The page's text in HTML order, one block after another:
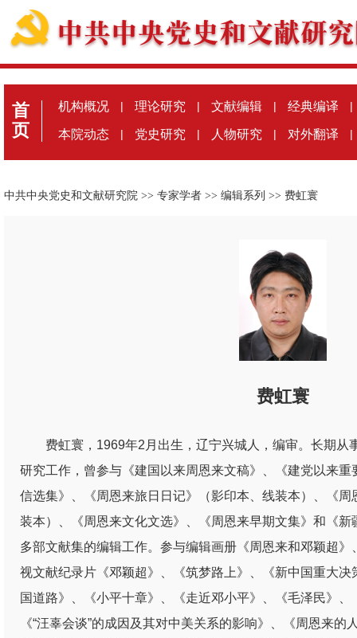
首
页
机构概况 | 理论研究 | 文献编辑 | 经典编译 |
本院动态 | 党史研究 | 人物研究 | 对外翻译 |
中共中央党史和文献研究院 >> 专家学者 >> 编辑系列 >> 费虹寰
费虹寰
费虹寰，1969年2月出生，辽宁兴城人，编审。长期从
研究工作，曾参与《建国以来周恩来文稿》、《建党以来
信选集》、《周恩来旅日日记》（影印本、线装本）、《
装本）、《周恩来文化文选》、《周恩来早期文集》和《
多部文献集的编辑工作。参与编辑画册《周恩来和邓颖超
视文献纪录片《邓颖超》、《筑梦路上》、《新中国重大
国道路》、《小平十章》、《走近邓小平》、《毛泽民》
《“汪辜会谈”的成因及其对中美关系的影响》、《周恩来